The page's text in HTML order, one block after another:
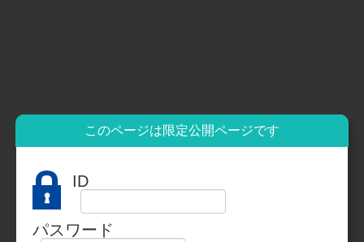
このページは限定公開ページです
ID
パスワード